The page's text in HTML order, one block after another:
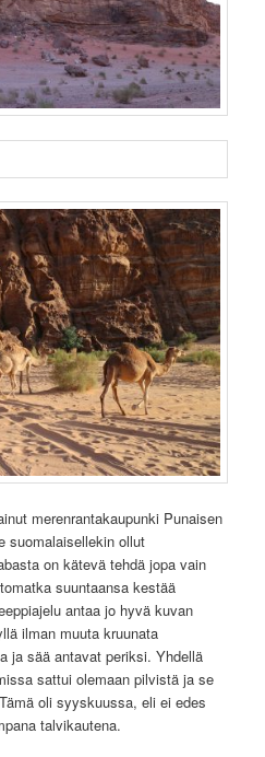
merenrantakaupunki Punaisen
suomalaisellekin ollut
on kätevä tehdä jopa vain
suuntaansa kestää
antaa jo hyvä kuvan
ilman muuta kruunata
ja sää antavat periksi. Yhdellä
sattui olemaan pilvistä ja se
oli syyskuussa, eli ei edes
talvikautena.